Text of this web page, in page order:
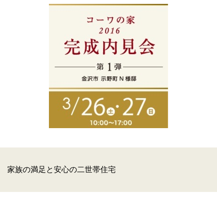
家族の満足と安心の二世帯住宅